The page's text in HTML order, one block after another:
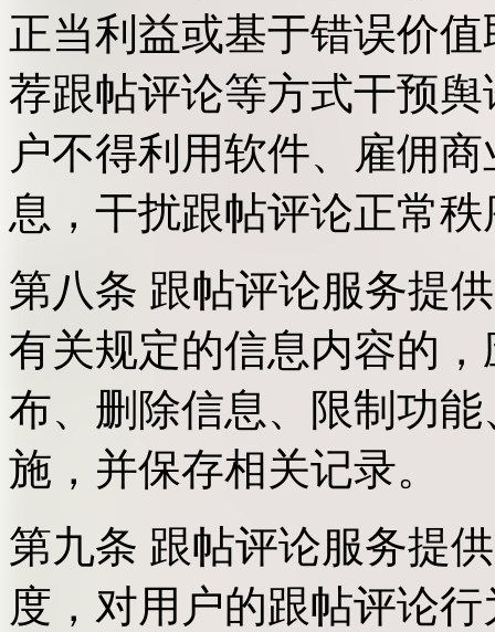
正当利益或基于错误价
荐跟帖评论等方式干预
户不得利用软件、雇佣
息，干扰跟帖评论正常
第八条 跟帖评论服务提
有关规定的信息内容的
布、删除信息、限制功
施，并保存相关记录。
第九条 跟帖评论服务提
度，对用户的跟帖评论